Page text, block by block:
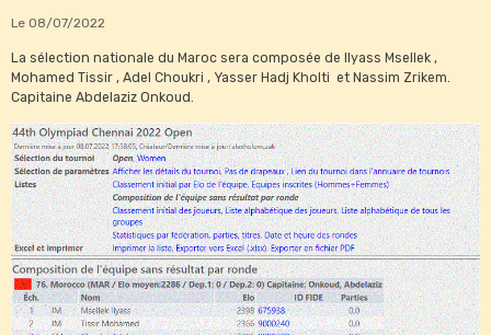
Le 08/07/2022
La sélection nationale du Maroc sera composée de Ilyass Msellek ,
Mohamed Tissir , Adel Choukri , Yasser Hadj Kholti et Nassim Zrikem.
Capitaine Abdelaziz Onkoud.